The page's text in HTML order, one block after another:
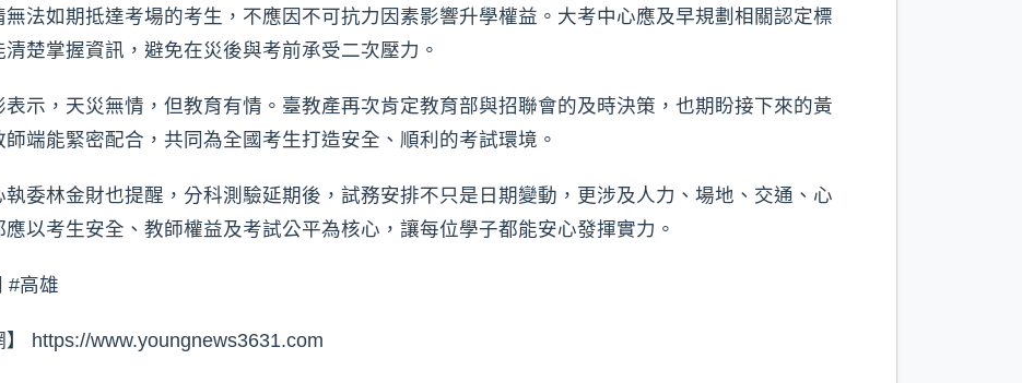
法如期抵達考場的考生，不應因不可抗力因素影響升學權益。大考中心應及早規劃相關認定標
楚掌握資訊，避免在災後與考前承受二次壓力。
示，天災無情，但教育有情。臺教產再次肯定教育部與招聯會的及時決策，也期盼接下來的黃
端能緊密配合，共同為全國考生打造安全、順利的考試環境。
委林金財也提醒，分科測驗延期後，試務安排不只是日期變動，更涉及人力、場地、交通、心
以考生安全、教師權益及考試公平為核心，讓每位學子都能安心發揮實力。
#高雄
https://www.youngnews3631.com⁠